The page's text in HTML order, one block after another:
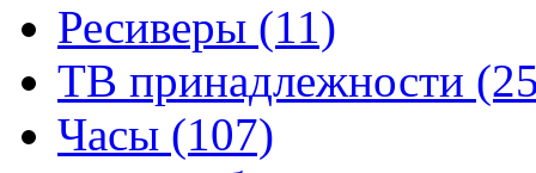
Ресиверы (11)
ТВ принадлежности
Часы (107)